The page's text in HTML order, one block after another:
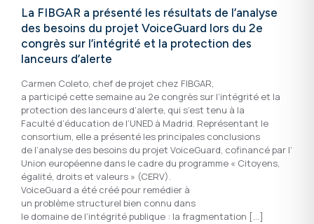
La FIBGAR a présenté les résultats de l’analyse
des besoins du projet VoiceGuard lors du 2e
congrès sur l’intégrité et la protection des
lanceurs d’alerte
Carmen Coleto, chef de projet chez FIBGAR,
a participé cette semaine au 2e congrès sur l’intégrité et la
protection des lanceurs d’alerte, qui s’est tenu à la
Faculté d’éducation de l’UNED à Madrid. Représentant le
consortium, elle a présenté les principales conclusions
de l’analyse des besoins du projet VoiceGuard, cofinancé par l’
Union européenne dans le cadre du programme « Citoyens,
égalité, droits et valeurs » (CERV).
VoiceGuard a été créé pour remédier à
un problème structurel bien connu dans
le domaine de l’intégrité publique : la fragmentation […]